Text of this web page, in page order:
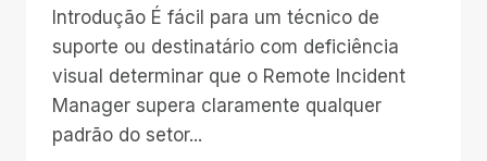
Introdução É fácil para um técnico de
suporte ou destinatário com deficiência
visual determinar que o Remote Incident
Manager supera claramente qualquer
padrão do setor...